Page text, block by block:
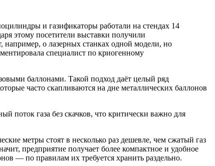
и газификаторы работали на стендах 14
этому посетители выставки получили
о лазерных станках одной модели, но
специалист по криогенному
баллонами. Такой подход даёт целый ряд
часто скапливаются на дне металлических баллонов
поток газа без скачков, что критически важно для
метры стоят в несколько раз дешевле, чем сжатый газ
предприятие получает более компактное и удобное
— по правилам их требуется хранить раздельно.